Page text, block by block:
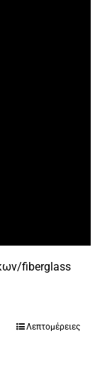
fiberglass
Λεπτομέρειες